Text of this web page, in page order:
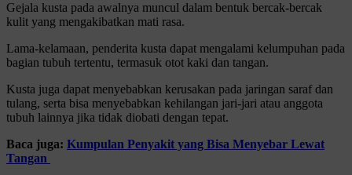
Gejala kusta pada awalnya muncul dalam bentuk bercak-bercak
kulit yang mengakibatkan mati rasa.
Lama-kelamaan, penderita kusta dapat mengalami kelumpuhan pada
bagian tubuh tertentu, termasuk otot kaki dan tangan.
Kusta juga dapat menyebabkan kerusakan pada jaringan saraf dan
tulang, serta bisa menyebabkan kehilangan jari-jari atau anggota
tubuh lainnya jika tidak diobati dengan tepat.
Baca juga: Kumpulan Penyakit yang Bisa Menyebar Lewat
Tangan